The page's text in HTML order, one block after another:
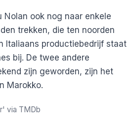
Nolan ook nog naar enkele
trekken, die ten noorden
Italiaans productiebedrijf staat
bij. De twee andere
zijn geworden, zijn het
Marokko.
via TMDb